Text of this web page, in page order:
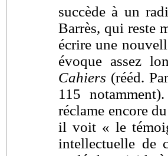
succède à un
Barrès, qui reste
écrire une
évoque assez
Cahiers (rééd.
115
réclame encore
il voit « le
intellectuelle de